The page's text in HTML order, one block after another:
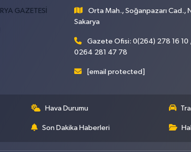
Orta Mah., Soğanpazarı Cad.,
Sakarya
Gazete Ofisi: 0(264) 278 16 10
0264 281 47 78
[email protected]
Hava Durumu
Son Dakika Haberleri